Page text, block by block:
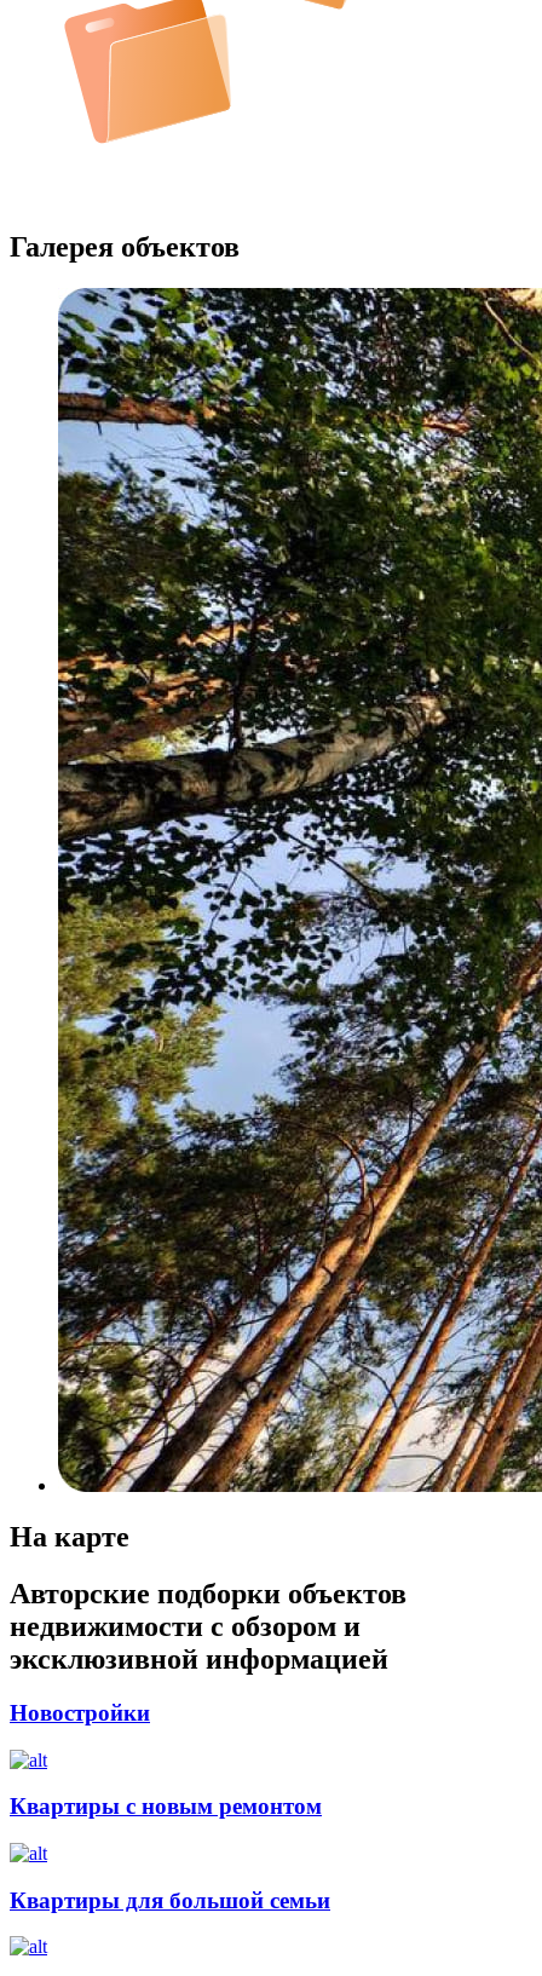
Галерея объектов
На карте
Авторские подборки объектов
недвижимости с обзором и
эксклюзивной информацией
Новостройки
Квартиры с новым ремонтом
Квартиры для большой семьи